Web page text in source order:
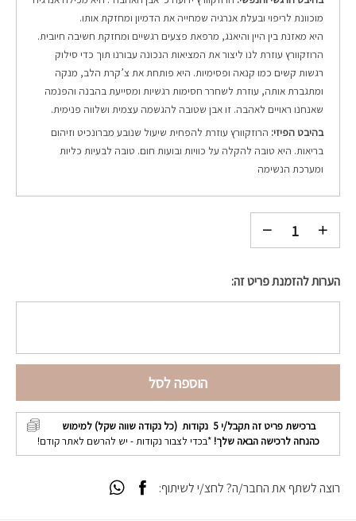
מוכוונת לריפוי ובעלת אנרגיה שמחייה את הדמיון ומחזקת אותו.
היא מאזנת בין היין והיאנג, מרפאת פצעים רגשיים ומחזקת חשיבה חיובית.
הרוזקוורץ עוזרת לנו ליצור את המציאות הנכונה עבורנו תוך כדי סילוק
רגשות קשים כמו קנאה ופסימיות. היא פותחת את צ’קרת הלב, מנקה
ומתגברת אותה, עוזרת לשחרר חסימות רגשיות ומסייעת בהבנה והפנמה
שאנחנו ראויים לאהבה. זו אבן שטובה להגשמה עצמית ושלווה פנימית.
בהיבט הפיזי: הרוזקוורץ עוזרת להפחית שיעול שנובע מברונכיט וזיהום
בריאות. היא טובה להקלה על כוויות ובועות חום. טובה לבעיות כליות
ומערכת הנשימה
הערות להזמנת פריט זה:
הוספה לסל
ברכישת פריט זה תקבל/י5 נקודות (כל נקודה שווה שקל) למימוש
כהנחה לרכישה הבאה שלך! *בכדי לצבור נקודות - יש להרשם לאתר קודם!
רוצה לשתף את החבר/ה? לחצ/י לשיתוף: